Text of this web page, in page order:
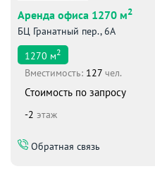
Аренда офиса 1270 м2
БЦ Гранатный пер., 6А
1270 м2
Вместимоcть: 127 чел.
Стоимость по запросу
-2 этаж
Обратная связь